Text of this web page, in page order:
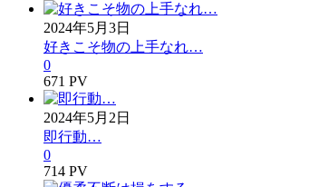
2024年5月3日
好きこそ物の上手なれ…
0
671 PV
2024年5月2日
即行動…
0
714 PV